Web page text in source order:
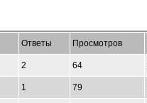
Ответы Просмотров
2 64
1 79